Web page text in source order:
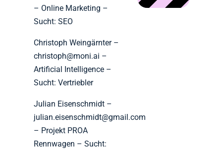
– Online Marketing –
Sucht: SEO
Christoph Weingärnter –
christoph@moni.ai –
Artificial Intelligence –
Sucht: Vertriebler
Julian Eisenschmidt –
julian.eisenschmidt@gmail.com
– Projekt PROA
Rennwagen – Sucht: